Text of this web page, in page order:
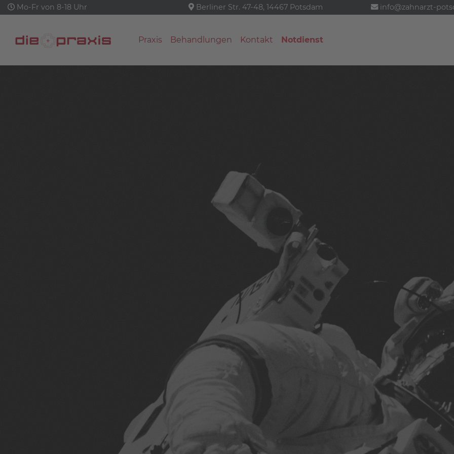
Mo-Fr von 8-18 Uhr Berliner Str. 47-48, 14467 Potsdam info@zahnarzt-
Praxis Behandlungen Kontakt Notdienst